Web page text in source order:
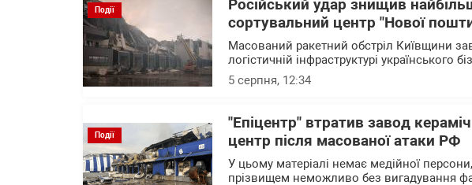
Події
Російський удар знищив
сортувальний центр "Нової
Масований ракетний обстріл Київщини
логістичній інфраструктурі українського
5 серпня, 12:34
Події
"Епіцентр" втратив завод
центр після масованої атаки РФ
У цьому матеріалі немає медійної
прізвищем неможливо без вигадування